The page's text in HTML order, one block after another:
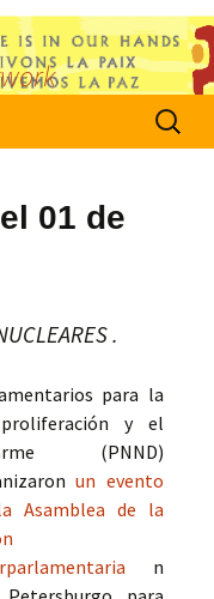
Search
for:
01 de
.
para la
y el
(PNND)
un evento
Asamblea de la
n